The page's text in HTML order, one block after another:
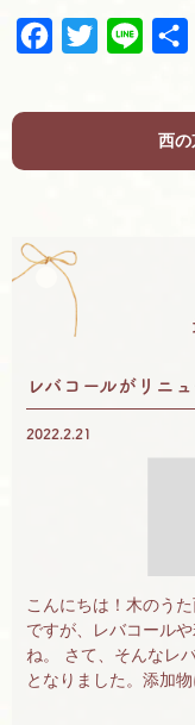
e
o
w
t
e
e
西の
レバコールがリニュ
2022.2.21
こんにちは！木のう
ですが、レバコール
ね。 さて、そんなレ
となりました。添加